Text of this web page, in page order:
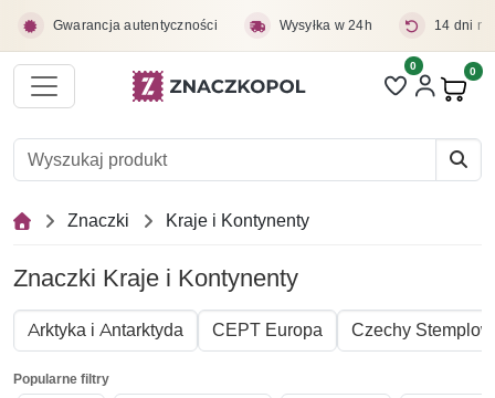
Gwarancja autentyczności Wysyłka w 24h 14 dni
Liczba pozycji
0 0
Znaczki Kraje i Kontynenty
Znaczki Kraje i Kontynenty
Arktyka i Antarktyda CEPT Europa Czechy
Popularne filtry